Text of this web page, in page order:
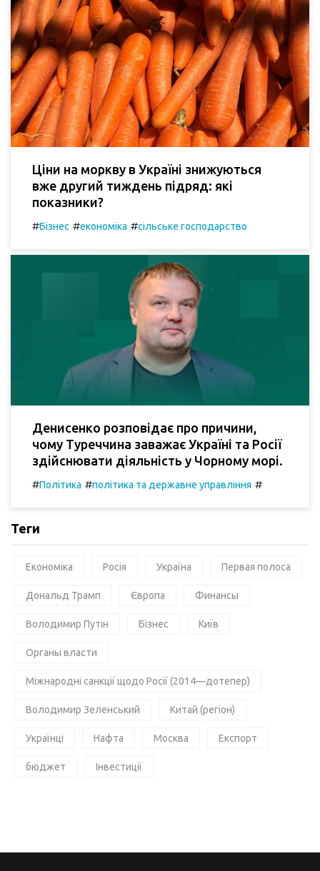
Ціни на моркву в Україні знижуються
вже другий тиждень підряд: які
показники?
#Бізнес #економіка #сільське господарство
Денисенко розповідає про причини,
чому Туреччина заважає Україні та Росії
здійснювати діяльність у Чорному морі.
#Політика #політика та державне управління #
Теги
Економіка Росія Україна Первая полоса
Дональд Трамп Європа Финансы
Володимир Путін Бізнес Київ
Органы власти
Міжнародні санкції щодо Росії (2014—дотепер)
Володимир Зеленський Китай (регіон)
Українці Нафта Москва Експорт
бюджет Інвестиції